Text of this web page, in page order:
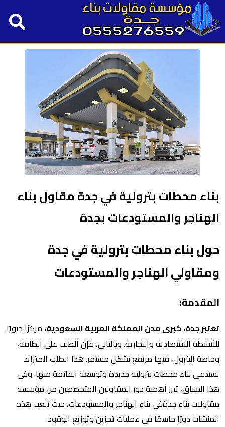
بناء محطات بترولية في جدة مقاول بناء
الهناجر والمستودعات بجدة
حول بناء محطات بترولية في جدة
ومقاولي الهناجر والمستودعات
المقدمة:
تعتبر جدة، كبرى مدن المملكة العربية السعودية،مركزًا حيويًا
للأنشطة الاقتصادية والتجارية. وبالتالي، فإن الطلب على الطاقة،
وخاصة البترول، فيها مرتفع بشكل مستمر. هذا الطلب المتزايد
يستدعي بناء محطات بترولية جديدة وتوسعة القائمة منها. وفي
هذا السياق، تبرز أهمية دور المقاولين المتخصصين من مؤسسه
مقاولات بناء جدةفي بناء الهناجر والمستودعات، حيث تلعب هذه
المنشآت دورًا حاسمًا في عمليات تخزين وتوزيع الوقود.